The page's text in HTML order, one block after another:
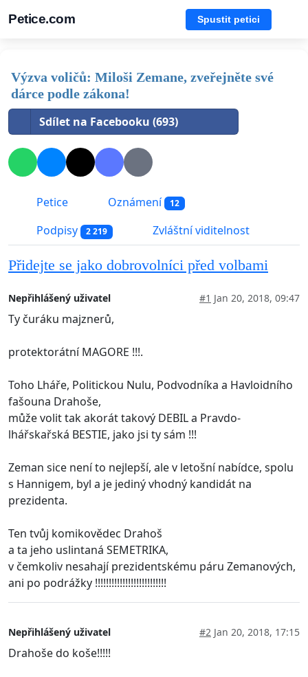
Petice.com Spustit petici
Výzva voličů: Miloši Zemane, zveřejněte své
dárce podle zákona!
Sdílet na Facebooku (693)
Petice Oznámení 12
Podpisy 2 219 Zvláštní viditelnost
Přidejte se jako dobrovolníci před volbami
Nepřihlášený uživatel #1 Jan 20, 2018, 09:47
Ty čuráku majznerů,
protektorátní MAGORE !!!.
Toho Lháře, Politickou Nulu, Podvodníka a Havloidního
fašouna Drahoše,
může volit tak akorát takový DEBIL a Pravdo-
lhářskařská BESTIE, jako jsi ty sám !!!
Zeman sice není to nejlepší, ale v letošní nabídce, spolu
s Hannigem, byl a je jediný vhodný kandidát na
prezidenta.
Ten tvůj komikovědec Drahoš
a ta jeho uslintaná SEMETRIKA,
v čemkoliv nesahají prezidentskému páru Zemanových,
ani po podrážky !!!!!!!!!!!!!!!!!!!!!!!!!!
Nepřihlášený uživatel #2 Jan 20, 2018, 17:15
Drahoše do koše!!!!!